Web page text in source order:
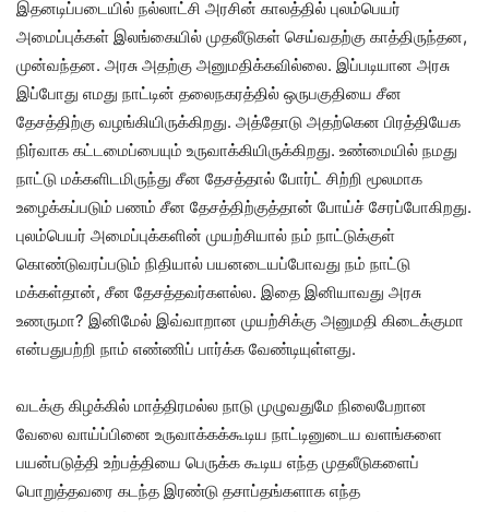
இதனடிப்படையில் நல்லாட்சி அரசின் காலத்தில் புலம்பெயர்
அமைப்புக்கள் இலங்கையில் முதலீடுகள் செய்வதற்கு காத்திருந்தன,
முன்வந்தன. அரசு அதற்கு அனுமதிக்கவில்லை. இப்படியான அரசு
இப்போது எமது நாட்டின் தலைநகரத்தில் ஒருபகுதியை சீன
தேசத்திற்கு வழங்கியிருக்கிறது. அத்தோடு அதற்கென பிரத்தியேக
நிர்வாக கட்டமைப்பையும் உருவாக்கியிருக்கிறது. உண்மையில் நமது
நாட்டு மக்களிடமிருந்து சீன தேசத்தால் போர்ட் சிற்றி மூலமாக
உழைக்கப்படும் பணம் சீன தேசத்திற்குத்தான் போய்ச் சேரப்போகிறது.
புலம்பெயர் அமைப்புக்களின் முயற்சியால் நம் நாட்டுக்குள்
கொண்டுவரப்படும் நிதியால் பயனடையப்போவது நம் நாட்டு
மக்கள்தான், சீன தேசத்தவர்களல்ல. இதை இனியாவது அரசு
உணருமா? இனிமேல் இவ்வாறான முயற்சிக்கு அனுமதி கிடைக்குமா
என்பதுபற்றி நாம் எண்ணிப் பார்க்க வேண்டியுள்ளது.
வடக்கு கிழக்கில் மாத்திரமல்ல நாடு முழுவதுமே நிலைபேறான
வேலை வாய்ப்பினை உருவாக்கக்கூடிய நாட்டினுடைய வளங்களை
பயன்படுத்தி உற்பத்தியை பெருக்க கூடிய எந்த முதலீடுகளைப்
பொறுத்தவரை கடந்த இரண்டு தசாப்தங்களாக எந்த